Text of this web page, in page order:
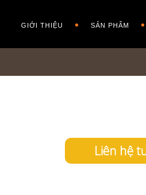
GIỚI THIỆU SẢN PHẨM
Liên hệ